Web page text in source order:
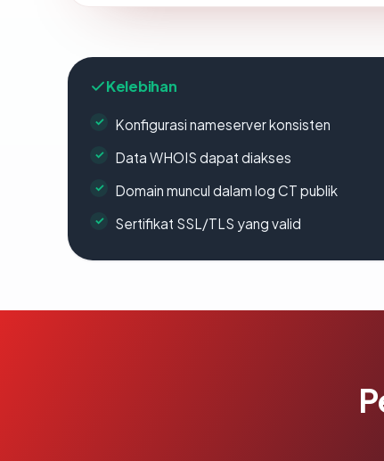
Kelebihan
Konfigurasi nameserver konsisten
Data WHOIS dapat diakses
Domain muncul dalam log CT publik
Sertifikat SSL/TLS yang valid